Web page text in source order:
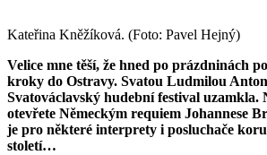
Kateřina Kněžíková. (Foto: Pavel Hejný)
Velice mne těší, že hned po prázdninách
kroky do Ostravy. Svatou Ludmilou
Svatováclavský hudební festival uzamkla.
otevřete Německým requiem Johannese
je pro některé interprety i posluchače
století…